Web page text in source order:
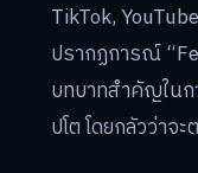
TikTok,
ปรากฏการณ์
บทบาทสำคัญในก
ปโต โดยกลัวว่าจ